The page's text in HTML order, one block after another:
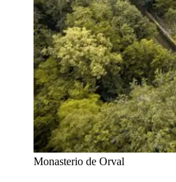
Monasterio de Orval